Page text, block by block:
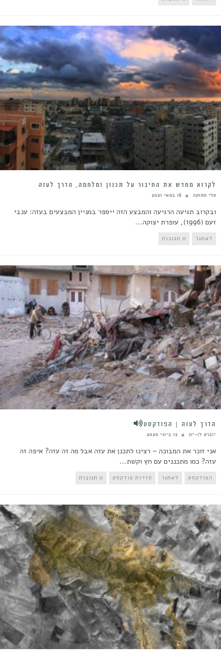
לקרוא מחדש את החיבור על תכנון ומלחמה, הדרך לעזה
טלי חתוקה 16 במאי 2021
ובקרוב תגיעה הרגיעה והמבצע הזה ייספר במניין המבצעים בעזה: ענבי
זעם (1996), עופרת יצוקה...
לאתגר 0 תגובות
הדרך לעזה | הפודקסט
יוברט לו-יון 15 ביוני 2020
אני זוכר את המבוכה – רצינו לתכנן את עזה אבל מה זה עזה? איפה זה
עזה? כמו מתכננים עם חץ וקשת...
הפודקסט לאתגר סדרות פודקסט 0 תגובות